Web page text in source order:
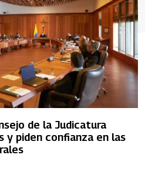
de la Judicatura
y piden confianza en las